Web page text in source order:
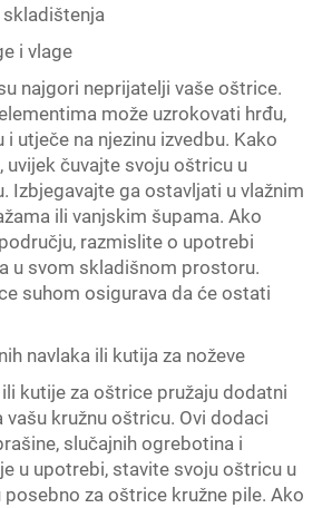
i vlage
najgori neprijatelji vaše oštrice.
može uzrokovati hrđu,
utječe na njezinu izvedbu. Kako
uvijek čuvajte svoju oštricu u
Izbjegavajte ga ostavljati u vlažnim
ili vanjskim šupama. Ako
razmislite o upotrebi
u svom skladišnom prostoru.
suhom osigurava da će ostati
navlaka ili kutija za noževe
kutije za oštrice pružaju dodatni
kružnu oštricu. Ovi dodaci
slučajnih ogrebotina i
u upotrebi, stavite svoju oštricu u
posebno za oštrice kružne pile. Ako